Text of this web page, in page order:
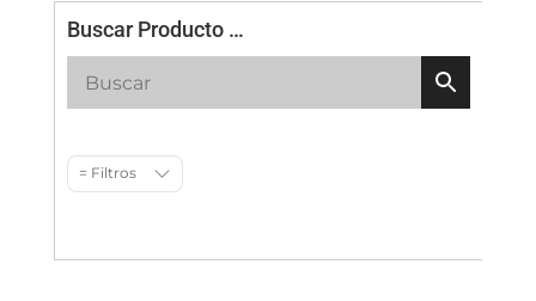
Buscar Producto …
= Filtros